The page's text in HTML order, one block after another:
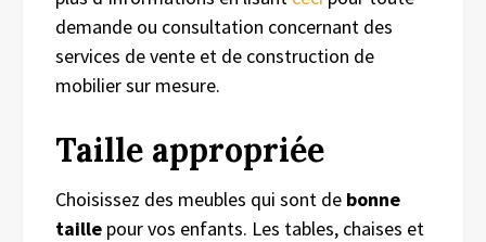
demande ou consultation concernant des
services de vente et de construction de
mobilier sur mesure.
Taille appropriée
Choisissez des meubles qui sont de bonne
taille pour vos enfants. Les tables, chaises et